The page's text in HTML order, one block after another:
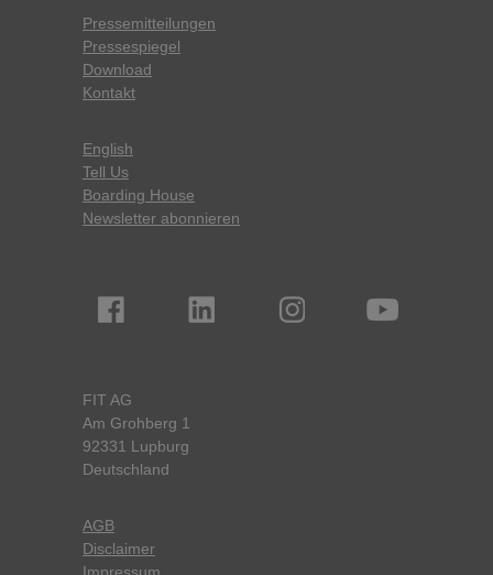
Pressemitteilungen
Pressespiegel
Download
Kontakt
English
Tell Us
Boarding House
Newsletter abonnieren
FIT AG
Am Grohberg 1
92331 Lupburg
Deutschland
AGB
Disclaimer